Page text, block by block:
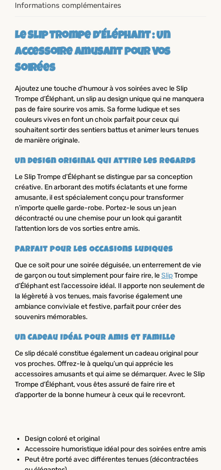
Informations complémentaires
Le Slip Trompe d’Éléphant : Un
Accessoire Amusant pour Vos
Soirées
Ajoutez une touche d’humour à vos soirées avec le Slip
Trompe d’Éléphant, un slip au design unique qui ne manquera
pas de faire sourire vos amis. Sa forme ludique et ses
couleurs vives en font un choix parfait pour ceux qui
souhaitent sortir des sentiers battus et animer leurs tenues
de manière originale.
Un Design Original qui Attire les Regards
Le Slip Trompe d’Éléphant se distingue par sa conception
créative. En arborant des motifs éclatants et une forme
amusante, il est spécialement conçu pour transformer
n’importe quelle garde-robe. Portez-le sous un jean
décontracté ou une chemise pour un look qui garantit
l’attention lors de vos sorties entre amis.
Parfait pour les Occasions Ludiques
Que ce soit pour une soirée déguisée, un enterrement de vie
de garçon ou tout simplement pour faire rire, leSlipTrompe
d’Éléphant est l’accessoire idéal. Il apporte non seulement de
la légèreté à vos tenues, mais favorise également une
ambiance conviviale et festive, parfait pour créer des
souvenirs mémorables.
Un Cadeau Idéal pour Amis et Famille
Ce slip décalé constitue également un cadeau original pour
vos proches. Offrez-le à quelqu’un qui apprécie les
accessoires amusants et qui aime se démarquer. Avec le Slip
Trompe d’Éléphant, vous êtes assuré de faire rire et
d’apporter de la bonne humeur à ceux qui le recevront.
Design coloré et original
Accessoire humoristique idéal pour des soirées entre amis
Peut être porté avec différentes tenues (décontractées